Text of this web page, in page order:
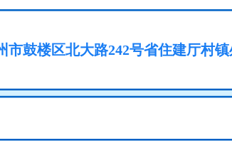
市鼓楼区北大路242号省住建厅村